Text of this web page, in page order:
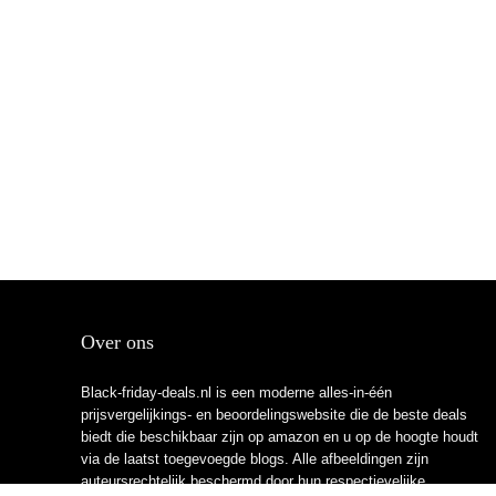
Over ons
Black-friday-deals.nl is een moderne alles-in-één
prijsvergelijkings- en beoordelingswebsite die de beste deals
biedt die beschikbaar zijn op amazon en u op de hoogte houdt
via de laatst toegevoegde blogs. Alle afbeeldingen zijn
auteursrechtelijk beschermd door hun respectievelijke